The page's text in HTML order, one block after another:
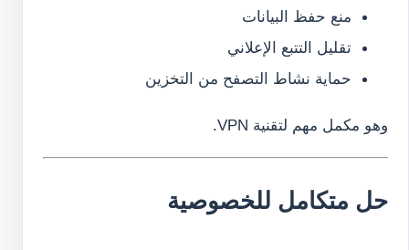
منع حفظ البيانات
تقليل التتبع الإعلاني
حماية نشاط التصفح من التخزين
وهو مكمل مهم لتقنية VPN.
حل متكامل للخصوصية